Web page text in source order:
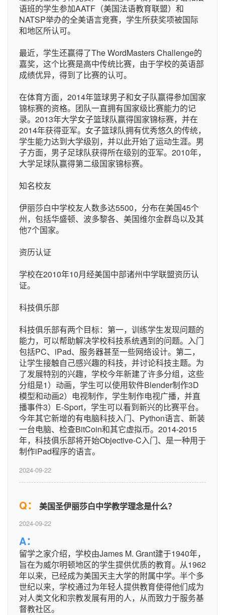
语班的学生参加AATF（美国法语教育联盟）和
NATSP举办的全美语言竞赛，学生所获奖项被国际
和地区所认可。
最近，学生还赢得了The WordMasters Challenge的
嘉奖，这个比赛是高中传统比赛，由于学校的英语部
成绩优异，得到了比赛的认可。
在体育方面，2014年篮球男子和女子队赢得参加国家
锦标赛的资格。团队一直拥有国家级比赛能力的记
录。2013年大学女子篮球队赢得国家锦标赛，并在
2014年获得亚军。女子篮球队拥有优秀悠久的传统，
学生能力达到大学级别，并以此开始了运动生涯。男
子方面，男子足球队获得所在级别的亚军。2010年，
大学足球队赢得第二级国家锦标赛。
知名校友
伊丽莎白中学校友人数多达5500，分布在美国45个
州，包括华盛顿、波多黎各、美国维尔金群岛以及其
他7个国家。
资历认证
学校在2010年10月经美国中部诸州中学联盟资历认
证。
科技俱乐部
科技俱乐部有两个目标：第一，训练学生发现问题的
能力，可以帮助解决学校科技系统遇到的问题。入门
包括PC、iPad、服务器甚至一些网络设计。第二，
让学生接触自己感兴趣的科技，并讨论科技主题。为
了发展特别的兴趣，学校今年新建了许多分组，这些
分组是1）动画，学生可以使用软件Blender制作3D
模型和动画2）电视制作，学生制作电视广播，并直
播事件3）E-Sport，学生可以看到新兴的比赛平台。
今年其它新增的有电脑科技入门、Python语言、新装
一台电脑、检查BitCoin和其它虚拟币。2014-2015
年，科技俱乐部将开始Objective-C入门、是一种用于
制作iPad程序的语言。
2024-09-22
Q： 美国圣伊丽莎白中学教学理念是什么？
2024-09-22
A：
留学之家介绍，学校由James M. Grant建于1940年，
旨在为威尔明顿地区的学生提供优质的教育。从1962
年以来，已经成为美国天主大学的附属中学。半个多
世纪以来，学校通过为年轻人提供教育使得他们成为
对人类文化和宗教发展有用的人，从而致力于服务基
督教社区。